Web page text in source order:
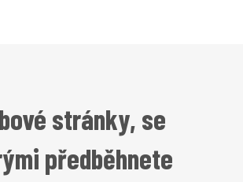
stránky, se
předběhnete